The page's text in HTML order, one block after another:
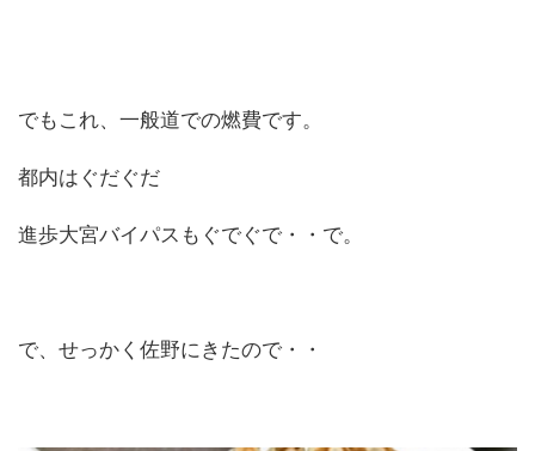
でもこれ、一般道での燃費です。
都内はぐだぐだ
進歩大宮バイパスもぐでぐで・・で。
で、せっかく佐野にきたので・・